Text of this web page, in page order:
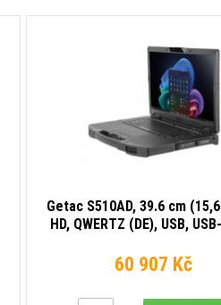
Getac S510AD, 39.6 cm
HD, QWERTZ (DE), USB,
340, SSD, Win. 11 Pro,
60 907 Kč